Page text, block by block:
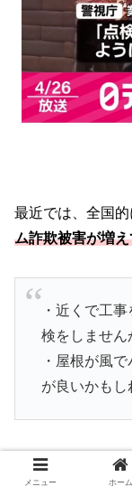
最近では、全国的
ム詐欺被害が増
・近くで工
検をしません
・屋根が風
が良いかもし
こういった話を
してくる業者に
メニュー ホーム